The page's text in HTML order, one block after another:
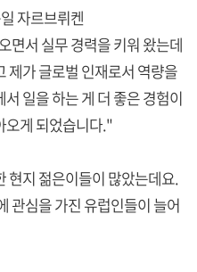
자르브뤼켄
면서 실무 경력을 키워 왔는데
제가 글로벌 인재로서 역량을
일을 하는 게 더 좋은 경험이
오게 되었습니다."
현지 젊은이들이 많았는데요.
관심을 가진 유럽인들이 늘어